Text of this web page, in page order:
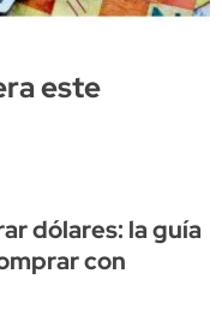
este
dólares: la guía
con